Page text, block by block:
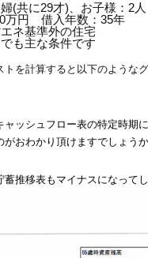
(共に29才)、お子様：2人
万円 借入年数：35年
ネ基準外の住宅
も主な条件です
トを計算すると以下のような
ャッシュフロー表の特定時期
おわかり頂けますでしょう
蓄推移表もマイナスになって